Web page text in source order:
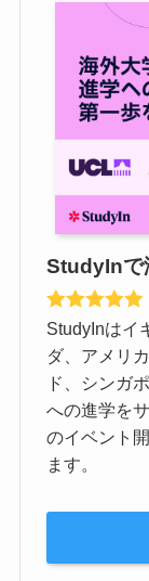
StudyInで
StudyInはイ
ダ、アメリ
ド、シンガ
への進学を
のイベント
ます。